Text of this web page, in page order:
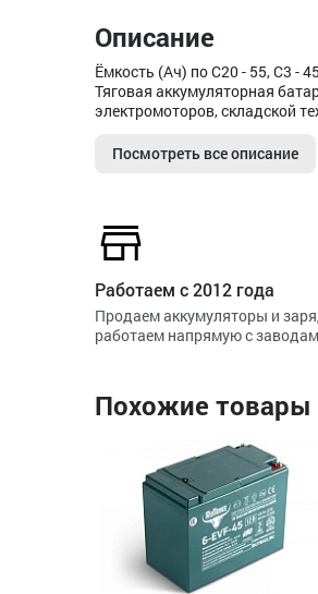
Описание
Ёмкость (Ач) по С20 - 55, С3 - 45
Тяговая аккумуляторная
электромоторов, складской
Посмотреть все описание
Работаем с 2012 года
Продаем аккумуляторы и
работаем напрямую с
Похожие товары